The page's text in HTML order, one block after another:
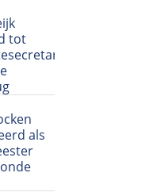
tot
als